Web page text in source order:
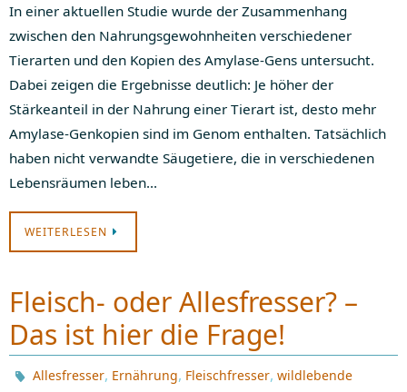
In einer aktuellen Studie wurde der Zusammenhang
zwischen den Nahrungsgewohnheiten verschiedener
Tierarten und den Kopien des Amylase-Gens untersucht.
Dabei zeigen die Ergebnisse deutlich: Je höher der
Stärkeanteil in der Nahrung einer Tierart ist, desto mehr
Amylase-Genkopien sind im Genom enthalten. Tatsächlich
haben nicht verwandte Säugetiere, die in verschiedenen
Lebensräumen leben…
WEITERLESEN
Fleisch- oder Allesfresser? –
Das ist hier die Frage!
Allesfresser, Ernährung, Fleischfresser,wildlebende